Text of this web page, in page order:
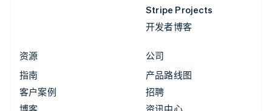
Stripe Projects
开发者博客
资源
指南
客户案例
公司
产品路线图
招聘